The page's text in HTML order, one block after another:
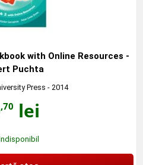
with Online Resources -
Puchta
Press - 2014
,70 lei